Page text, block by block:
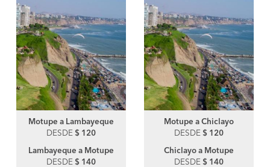
Motupe a Lambayeque
DESDE $ 120
Lambayeque a Motupe
DESDE $ 140
Motupe a Chiclayo
DESDE $ 120
Chiclayo a Motupe
DESDE $ 140